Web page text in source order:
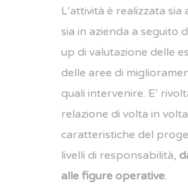
L’attività è realizzata sia
sia in azienda a seguito
up di valutazione delle
delle aree di
quali intervenire. E’
relazione di volta in
caratteristiche del
livelli di responsabilità,
alle figure operative.